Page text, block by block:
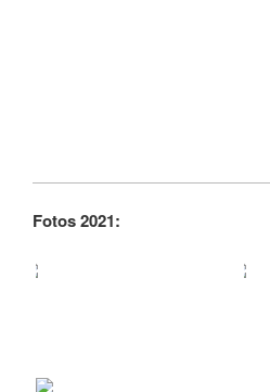
Fotos 2021: